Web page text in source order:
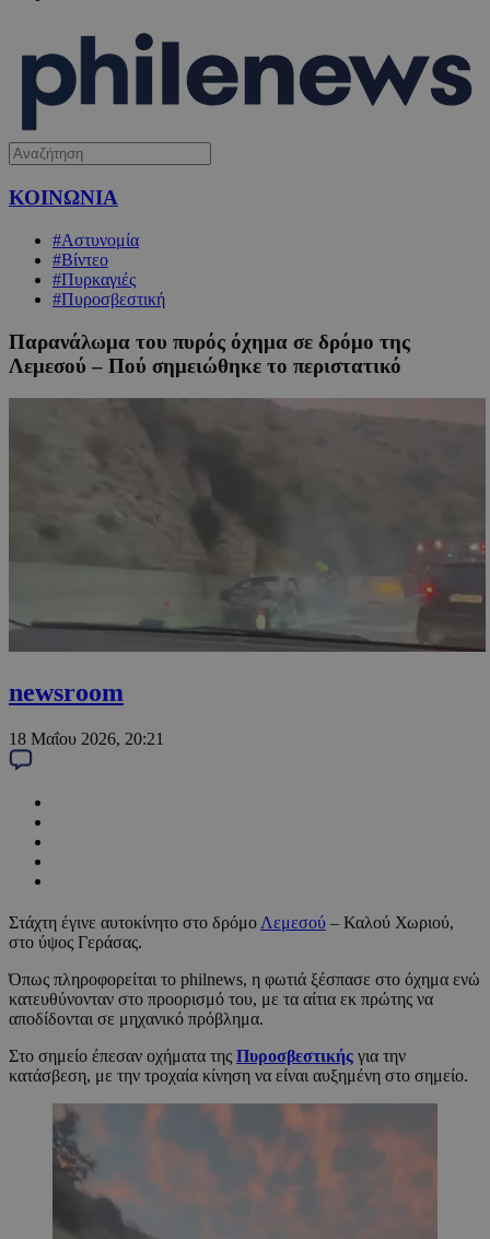
ΚΟΙΝΩΝΙΑ
#Αστυνομία
#Βίντεο
#Πυρκαγιές
#Πυροσβεστική
Παρανάλωμα του πυρός όχημα σε δρόμο της
Λεμεσού – Πού σημειώθηκε το περιστατικό
newsroom
18 Μαΐου 2026, 20:21
Στάχτη έγινε αυτοκίνητο στο δρόμο Λεμεσού – Καλού Χωριού,
στο ύψος Γεράσας.
Όπως πληροφορείται το philnews, η φωτιά ξέσπασε στο όχημα ενώ
κατευθύνονταν στο προορισμό του, με τα αίτια εκ πρώτης να
αποδίδονται σε μηχανικό πρόβλημα.
Στο σημείο έπεσαν οχήματα της Πυροσβεστικής για την
κατάσβεση, με την τροχαία κίνηση να είναι αυξημένη στο σημείο.